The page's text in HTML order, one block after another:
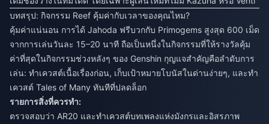
บทสรุป: กิจกรรม Reef คุ้มค่ากับเวลาของคุณไหม?
คุ้มค่าแน่นอน การได้ Jahoda ฟรีบวกกับ Primogems สูงสุด 600 เม็ด
จากการเล่นวันละ 15–20 นาที ถือเป็นหนึ่งในกิจกรรมที่ให้รางวัลคุ้ม
ค่าที่สุดในกิจกรรมช่วงหลังๆ ของ Genshin กุญแจสำคัญคือลำดับการ
เล่น: ทำเควสต์เนื้อเรื่องก่อน, เก็บเป้าหมายโบนัสในด่านง่ายๆ, และทำ
เควสต์ Tales of Many ทันทีที่ปลดล็อก
รายการสิ่งที่ควรทำ:
ตรวจสอบว่า AR20 และทำเควสต์บทเพลงแห่งมังกรและอิสรภาพ